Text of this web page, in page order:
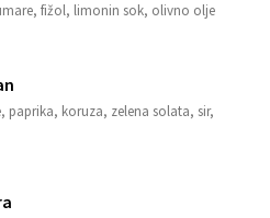
fižol, limonin sok, olivno olje
koruza, zelena solata, sir,